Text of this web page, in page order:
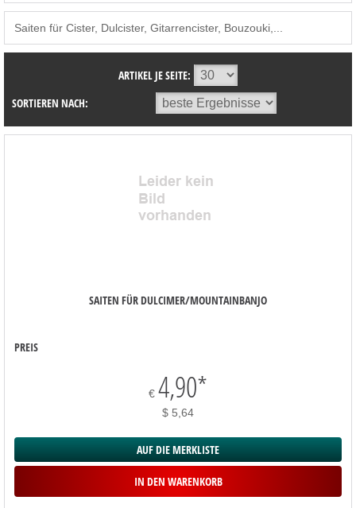
Saiten für Cister, Dulcister, Gitarrencister, Bouzouki,...
ARTIKEL JE SEITE:
SORTIEREN NACH:
SAITEN FÜR DULCIMER/MOUNTAINBANJO
PREIS
€ 4,90*
$ 5,64
AUF DIE MERKLISTE
IN DEN WARENKORB